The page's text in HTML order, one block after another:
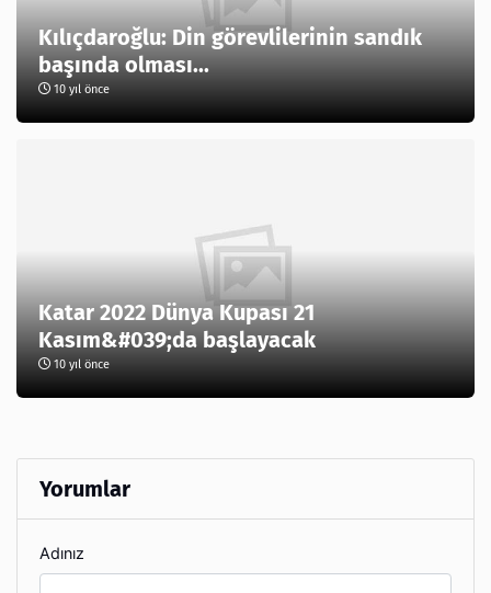
Kılıçdaroğlu: Din görevlilerinin sandık
başında olması...
10 yıl önce
Katar 2022 Dünya Kupası 21
Kasım&#039;da başlayacak
10 yıl önce
Yorumlar
Adınız